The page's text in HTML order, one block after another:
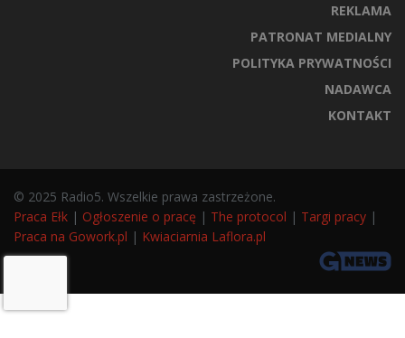
REKLAMA
PATRONAT MEDIALNY
POLITYKA PRYWATNOŚCI
NADAWCA
KONTAKT
© 2025 Radio5. Wszelkie prawa zastrzeżone.
Praca Ełk | Ogłoszenie o pracę | The protocol | Targi pracy |
Praca na Gowork.pl | Kwiaciarnia Laflora.pl